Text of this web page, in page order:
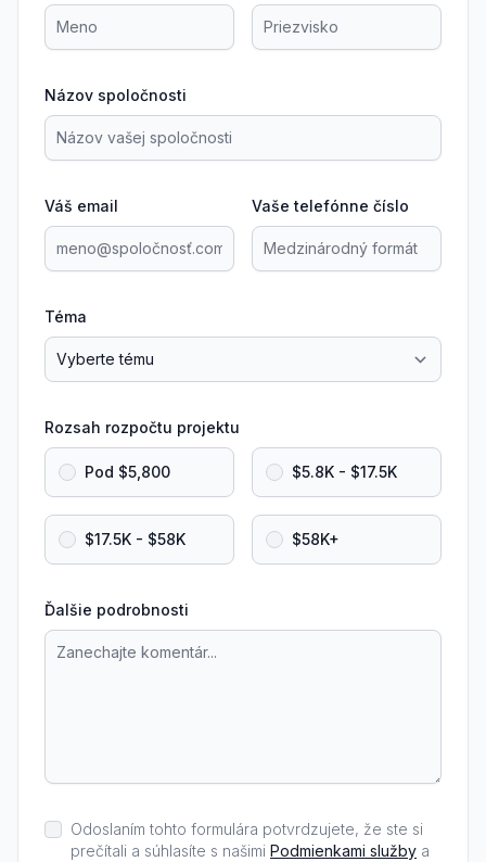
Názov spoločnosti
Váš email Vaše telefónne číslo
Téma
Rozsah rozpočtu projektu
Pod $5,800 $5.8K - $17.5K
$17.5K - $58K $58K+
Ďalšie podrobnosti
Odoslaním tohto formulára potvrdzujete, že ste si
prečítali a súhlasíte s našimi Podmienkami služby a